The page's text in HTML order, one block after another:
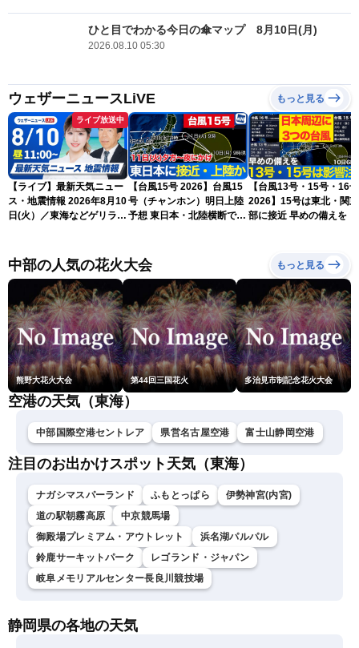
ひと目でわかる今日の傘マップ 8月10日(月)
2026.08.10 05:30
ウェザーニュースLiVE もっと見る
ライブ放送中
【ライブ】最新天気ニュー
ス・地震情報 2026年8月10
日(火）／東海などゲリラ雷
ュースLiVEコーヒータイ
ム・小林李衣奈／有賀哲
夫〉
【台風15号 2026】台風15
号（チャンホン）明日上陸
予想 東日本・北陸横断で大
【台風13号・15号・16号
2026】15号は東北・関
部に接近 早めの備えを（
中部の人気の花火大会 もっと見る
熊野大花火大会 第44回三国花火 多治見市制記念花火大会
空港の天気（東海）
中部国際空港セントレア 県営名古屋空港 富士山静岡空港
注目のお出かけスポット天気（東海）
ナガシマスパーランド ふもとっぱら
伊勢神宮(内宮)
道の駅朝霧高原
中京競馬場
御殿場プレミアム・アウトレット
浜名湖パルパル
鈴鹿サーキットパーク
レゴランド・ジャパン
岐阜メモリアルセンター長良川競技場
静岡県の各地の天気